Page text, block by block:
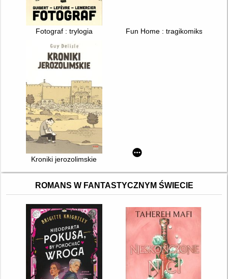
Fotograf : trylogia Fun Home : tragikomiks
Kroniki jerozolimskie
ROMANS W FANTASTYCZNYM ŚWIECIE